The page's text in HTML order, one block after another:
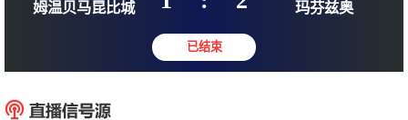
姆温贝马昆比城
2026-06-03 21:00
1 : 2 玛芬